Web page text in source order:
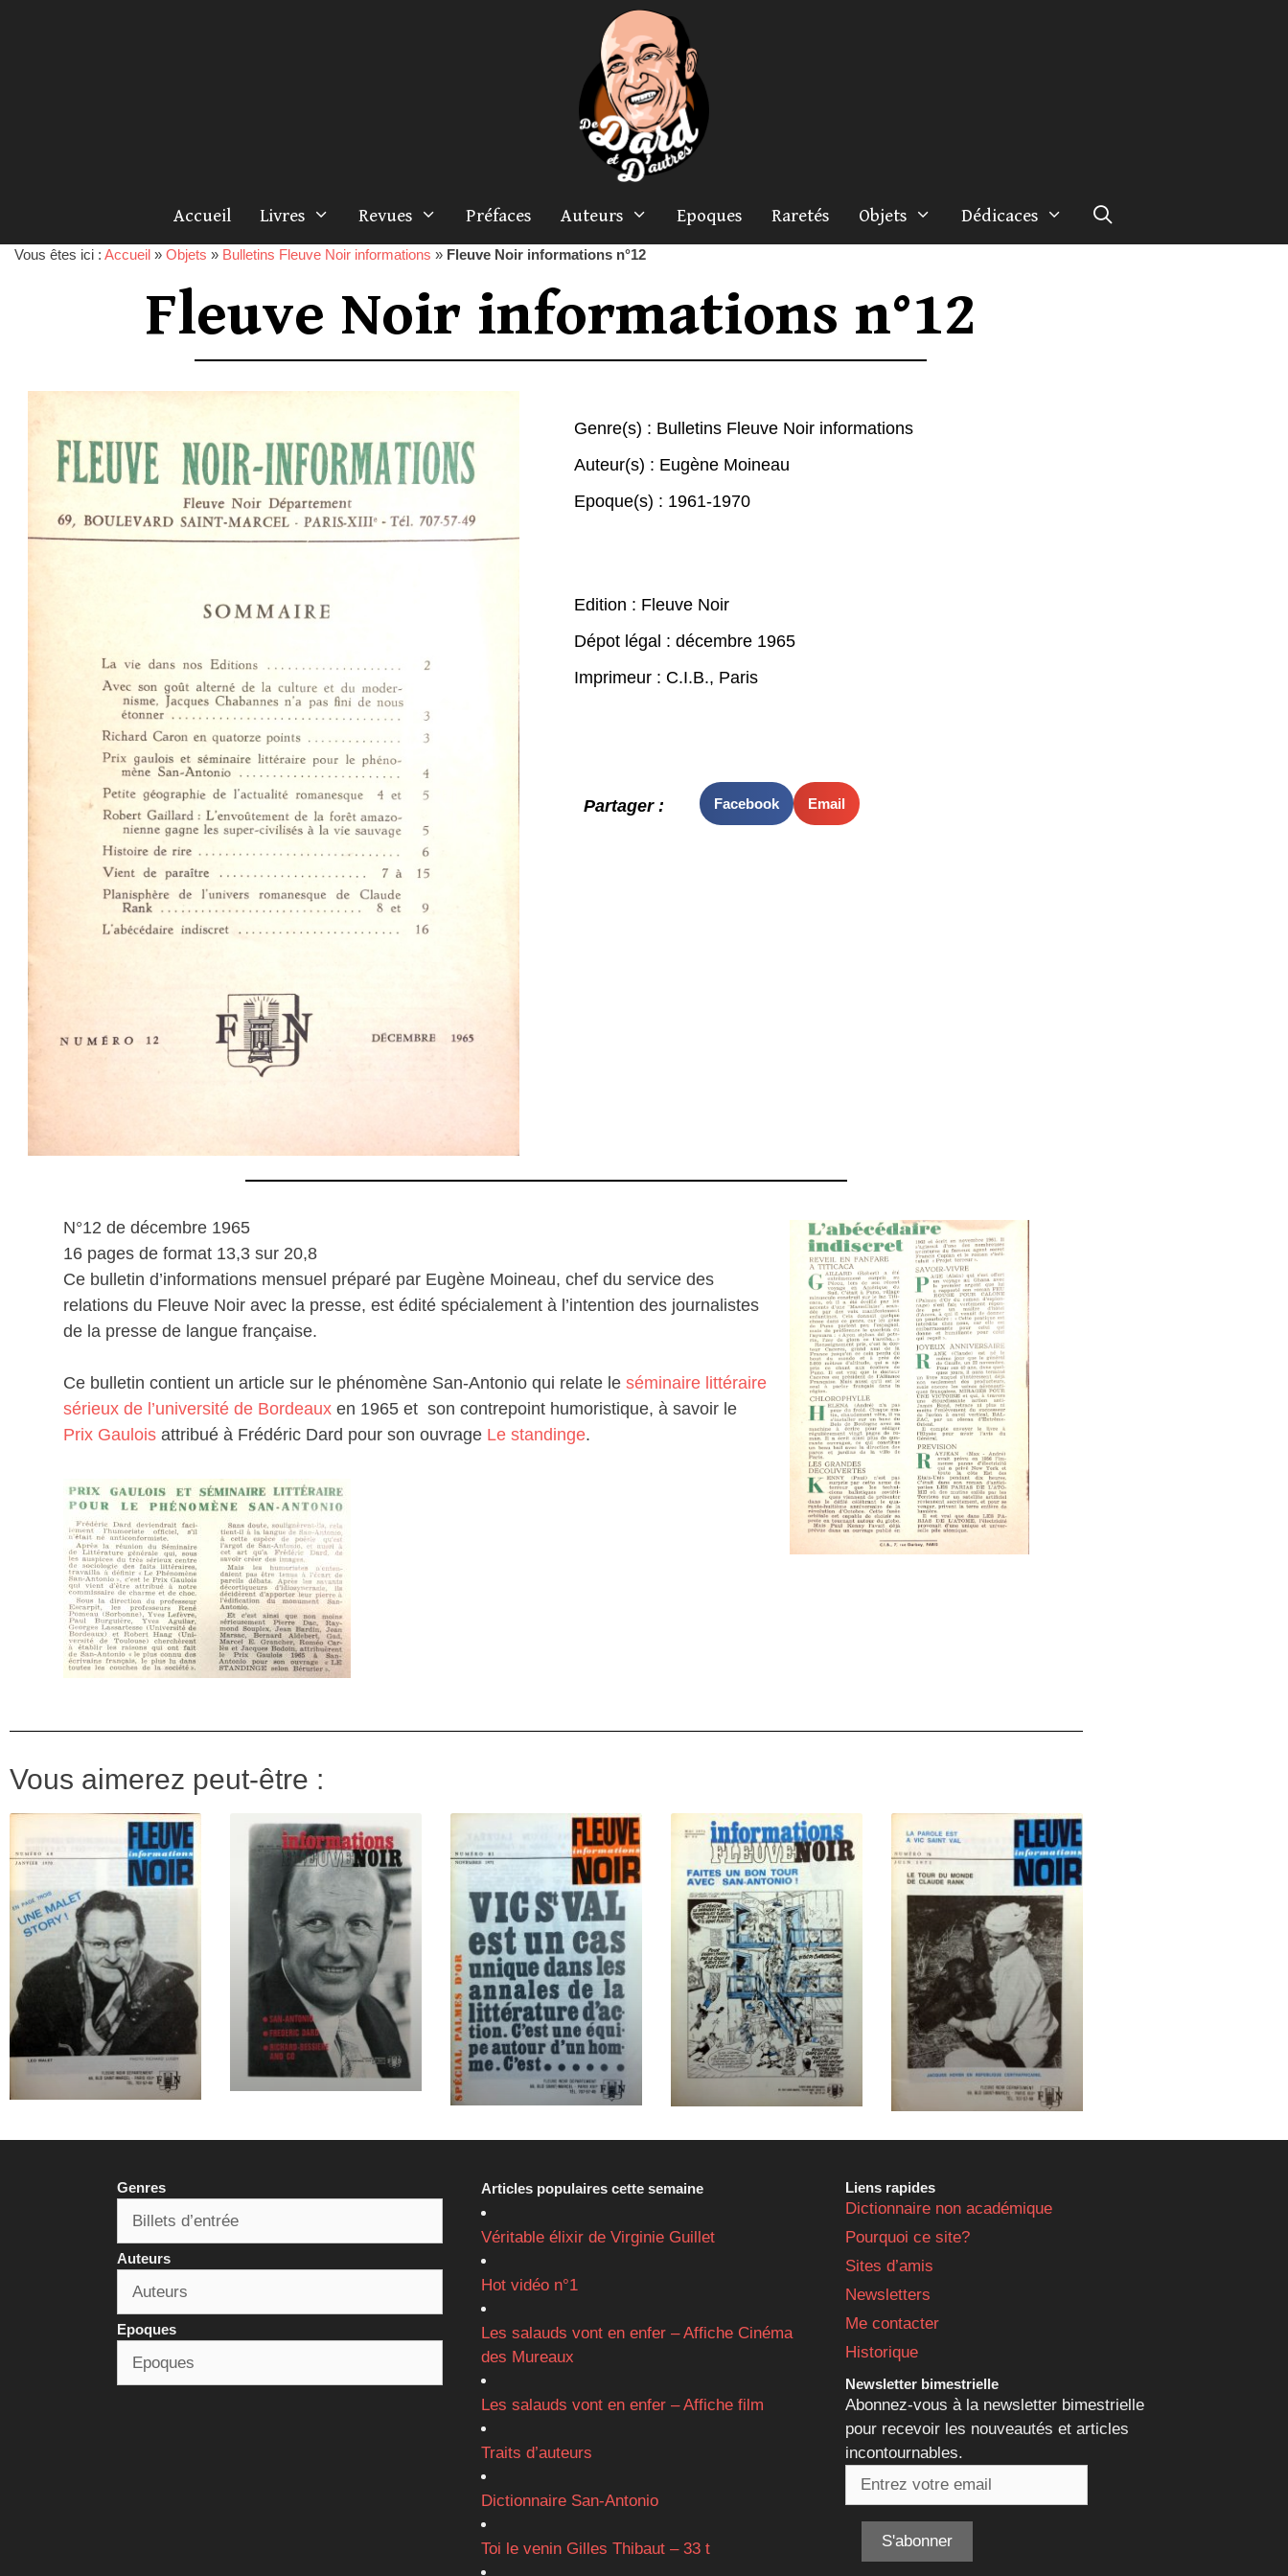
Accueil Livres Revues Préfaces Auteurs Epoques Raretés Objets Dédicaces
Vous êtes ici : Accueil » Objets » Bulletins Fleuve Noir informations » Fleuve Noir informations n°12
Fleuve Noir informations n°12
Genre(s) : Bulletins Fleuve Noir informations
Auteur(s) : Eugène Moineau
Epoque(s) : 1961-1970
Edition : Fleuve Noir
Dépot légal : décembre 1965
Imprimeur : C.I.B., Paris
Partager : Facebook Email
N°12 de décembre 1965
16 pages de format 13,3 sur 20,8
Ce bulletin d’informations mensuel préparé par Eugène Moineau, chef du service des
relations du Fleuve Noir avec la presse, est édité spécialement à l’intention des journalistes
de la presse de langue française.
Ce bulletin contient un article sur le phénomène San-Antonio qui relate le séminaire littéraire
sérieux de l’université de Bordeaux en 1965 et son contrepoint humoristique, à savoir le
Prix Gaulois attribué à Frédéric Dard pour son ouvrage Le standinge.
Vous aimerez peut-être :
Genres
Auteurs
Epoques
Articles populaires cette semaine
Véritable élixir de Virginie Guillet
Hot vidéo n°1
Les salauds vont en enfer – Affiche Cinéma
des Mureaux
Les salauds vont en enfer – Affiche film
Traits d’auteurs
Dictionnaire San-Antonio
Toi le venin Gilles Thibaut – 33 t
Liens rapides
Dictionnaire non académique
Pourquoi ce site?
Sites d’amis
Newsletters
Me contacter
Historique
Newsletter bimestrielle
Abonnez-vous à la newsletter bimestrielle
pour recevoir les nouveautés et articles
incontournables.